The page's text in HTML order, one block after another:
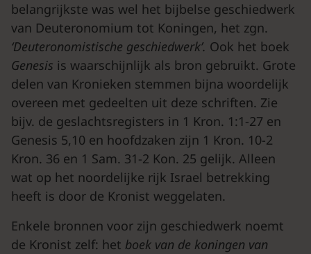
belangrijkste was wel het bijbelse geschiedwerk
van Deuteronomium tot Koningen, het zgn.
‘Deuteronomistische geschiedwerk’. Ook het boek
Genesis is waarschijnlijk als bron gebruikt. Grote
delen van Kronieken stemmen bijna woordelijk
overeen met gedeelten uit deze schriften. Zie
bijv. de geslachtsregisters in 1 Kron. 1:1-27 en
Genesis 5,10 en hoofdzaken zijn 1 Kron. 10-2
Kron. 36 en 1 Sam. 31-2 Kon. 25 gelijk. Alleen
wat op het noordelijke rijk Israel betrekking
heeft is door de Kronist weggelaten.
Enkele bronnen voor zijn geschiedwerk noemt
de Kronist zelf: het boek van de koningen van